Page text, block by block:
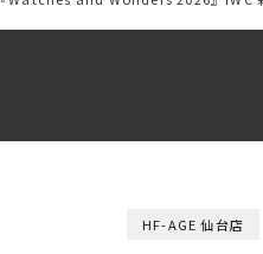
HF-AGE 仙台店